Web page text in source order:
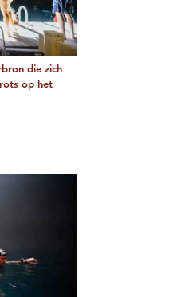
die zich
op het